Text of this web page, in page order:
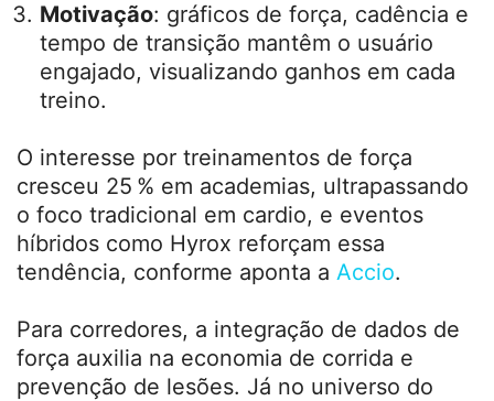
Motivação: gráficos de força, cadência e
tempo de transição mantêm o usuário
engajado, visualizando ganhos em cada
treino.
O interesse por treinamentos de força
cresceu 25 % em academias, ultrapassando
o foco tradicional em cardio, e eventos
híbridos como Hyrox reforçam essa
tendência, conforme aponta a Accio.
Para corredores, a integração de dados de
força auxilia na economia de corrida e
prevenção de lesões. Já no universo do